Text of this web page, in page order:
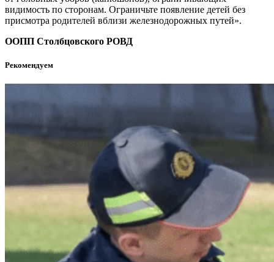
видимость по сторонам. Ограничьте появление детей без
присмотра родителей вблизи железнодорожных путей».
ООПП Столбцовского РОВД
Рекомендуем